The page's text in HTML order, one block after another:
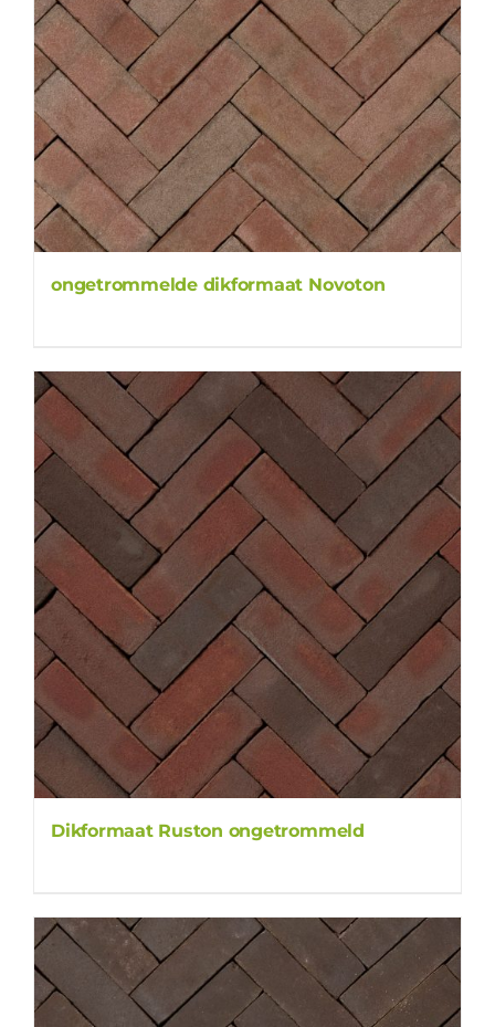
ongetrommelde dikformaat Novoton
Dikformaat Ruston ongetrommeld